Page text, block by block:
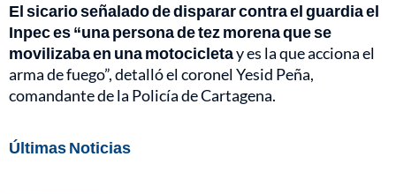
El sicario señalado de disparar contra el guardia el
Inpec es “una persona de tez morena que se
movilizaba en una motocicletay es la que acciona el
arma de fuego”, detalló el coronel Yesid Peña,
comandante de la Policía de Cartagena.
Últimas Noticias